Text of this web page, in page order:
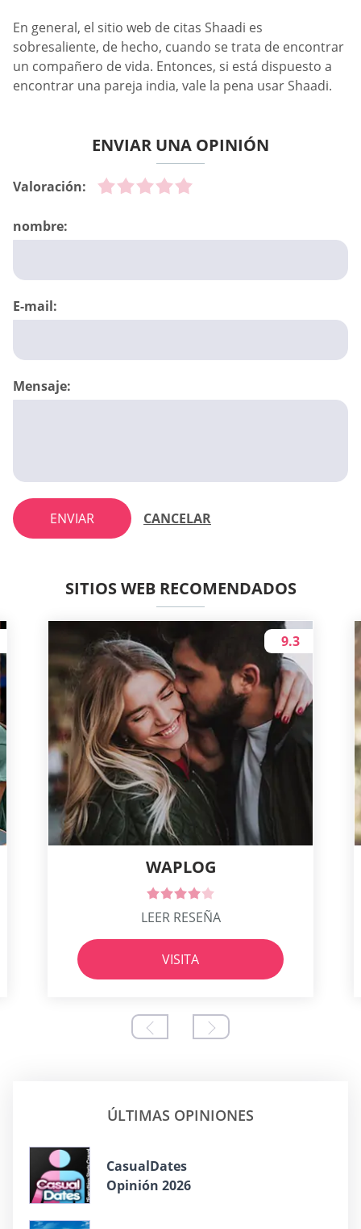
En general, el sitio web de citas Shaadi es
sobresaliente, de hecho, cuando se trata de encontrar
un compañero de vida. Entonces, si está dispuesto a
encontrar una pareja india, vale la pena usar Shaadi.
ENVIAR UNA OPINIÓN
Valoración:
nombre:
E-mail:
Mensaje:
ENVIAR CANCELAR
SITIOS WEB RECOMENDADOS
WAPLOG
9.3
LEER RESEÑA
VISITA
ÚLTIMAS OPINIONES
СasualDates
Opinión 2026